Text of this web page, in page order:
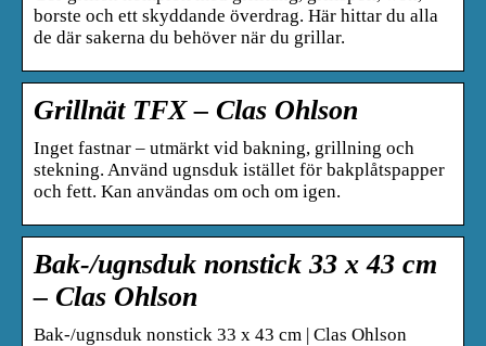
borste och ett skyddande överdrag. Här hittar du alla
de där sakerna du behöver när du grillar.
Grillnät TFX – Clas Ohlson
Inget fastnar – utmärkt vid bakning, grillning och
stekning. Använd ugnsduk istället för bakplåtspapper
och fett. Kan användas om och om igen.
Bak-/ugnsduk nonstick 33 x 43 cm
– Clas Ohlson
Bak-/ugnsduk nonstick 33 x 43 cm | Clas Ohlson